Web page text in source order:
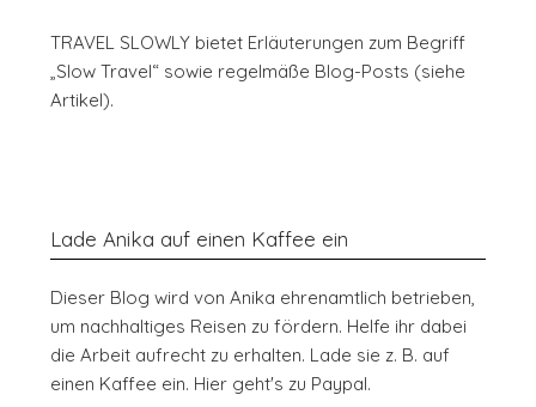
TRAVEL SLOWLY bietet Erläuterungen zum Begriff
„Slow Travel“ sowie regelmäße Blog-Posts (siehe
Artikel).
Lade Anika auf einen Kaffee ein
Dieser Blog wird von Anika ehrenamtlich betrieben,
um nachhaltiges Reisen zu fördern. Helfe ihr dabei
die Arbeit aufrecht zu erhalten. Lade sie z. B. auf
einen Kaffee ein. Hier geht's zu Paypal.